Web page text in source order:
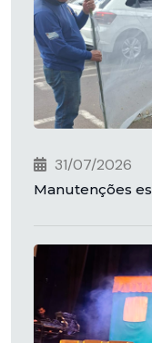
31/07/2026
Manutenções